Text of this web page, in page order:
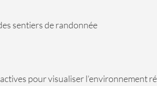
sentiers de randonnée
pour visualiser l’environnement